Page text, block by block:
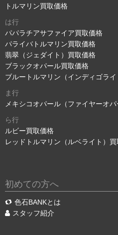
トルマリン買取価格
は行
パパラチアサファイア買取価格
パライバトルマリン買取価格
翡翠（ジェダイト）買取価格
ブラックオパール買取価格
ブルートルマリン（インディゴラ
ま行
メキシコオパール（ファイヤーオ
ら行
ルビー買取価格
レッドトルマリン（ルベライト）
初めての方へ
色石BANKとは
スタッフ紹介